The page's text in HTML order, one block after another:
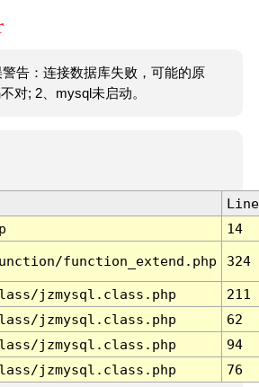
告：连接数据库失败，可能的原
对; 2、mysql未启动。
Line
14
function_extend.php 324
jzmysql.class.php
211
jzmysql.class.php
62
jzmysql.class.php
94
jzmysql.class.php 76